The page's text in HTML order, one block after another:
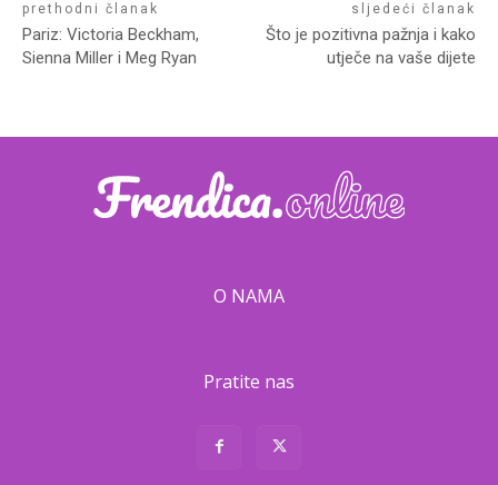
prethodni članak
Pariz: Victoria Beckham,
Sienna Miller i Meg Ryan
sljedeći članak
Što je pozitivna pažnja i kako
utječe na vaše dijete
O NAMA
Pratite nas